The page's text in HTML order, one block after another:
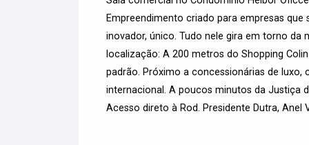
Empreendimento criado para empresas
inovador, único. Tudo nele gira em torno da
localização: A 200 metros do Shopping
padrão. Próximo a concessionárias de luxo,
internacional. A poucos minutos da Justiça
Acesso direto à Rod. Presidente Dutra, Anel